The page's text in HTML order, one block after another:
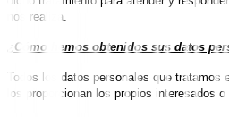
nos realiza.
¿Cómo hemos obtenidos sus datos
Todos los datos personales que
los proporcionan los propios interesados